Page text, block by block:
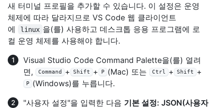
새 터미널 프로필을 추가할 수 있습니다. 이 설정은 운영
체제에 따라 달라지므로 VS Code 웹 클라이언트
에
linux 을(를) 사용하고 데스크톱 응용 프로그램에 로
컬 운영 체제를 사용해야 합니다.
Visual Studio Code Command Palette을(를) 열려
면,
Command + Shift + P (Mac) 또는 Ctrl + Shift +
P
(Windows)를 누릅니다.
"사용자 설정"을 입력한 다음 기본 설정: JSON(사용자